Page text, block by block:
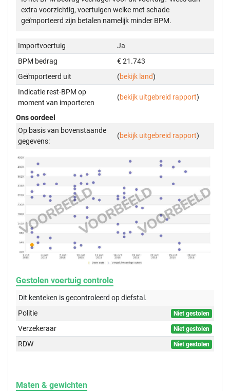
extra voorzichtig, voertuigen welke met schade
geïmporteerd zijn betalen namelijk minder BPM.
Importvoertuig
Ja
BPM bedrag
€ 21.743
Geïmporteerd uit
(bekijk land)
Indicatie rest-BPM op
moment van importeren
(bekijk uitgebreid rapport)
Ons oordeel
Op basis van bovenstaande
gegevens:
(bekijk uitgebreid rapport)
Gestolen voertuig controle
Dit kenteken is gecontroleerd opdiefstal.
Politie
Niet gestolen
Verzekeraar Niet gestolen
RDW Niet gestolen
Maten & gewichten